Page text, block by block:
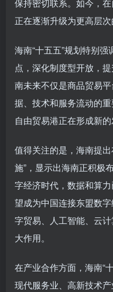
保持密切联系。如今，
正在逐渐升级为更高层次
海南“十五五”规划特别
点，深化制度型开放，
南未来不仅是商品贸易
据、技术和服务流动的
自由贸易港正在形成新的
值得关注的是，海南提
施”，显示出海南正积极
字经济时代，数据和算
望成为中国连接东盟数
字贸易、人工智能、云
大作用。
在产业合作方面，海南“
现代服务业、高新技术